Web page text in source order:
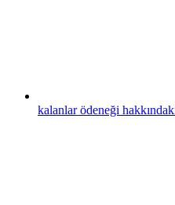
kalanlar ödeneği